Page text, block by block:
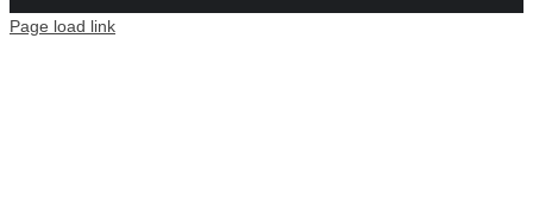
Page load link